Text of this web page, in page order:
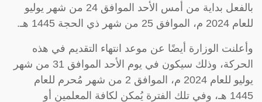
بالفعل بداية من أمس الأحد الموافق 24 من شهر يوليو
للعام 2024 م، الموافق 25 من شهر ذي الحجة 1445 هـ.
وأعلنت الوزارة أيضًا عن موعد انتهاء التقديم في هذه
الحركة، وذلك سيكون في يوم الأحد الموافق 31 من شهر
يوليو للعام 2024 م، الموافق 2 من شهر مُحرم للعام
1445 هـ، وفي تلك الفترة يُمكن لكافة المعلمين أو